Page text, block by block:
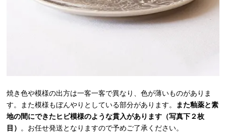
焼き色や模様の出方は一客一客で異なり、色が薄いものがありま
す。また模様もぼんやりとしている部分があります。 また釉薬と素
地の間にできたヒビ模様のような貫入があります（写真下２枚
目） 。お任せ発送となりますので予めご了承ください。